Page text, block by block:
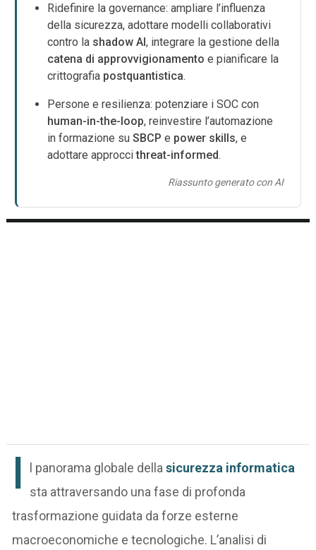
Ridefinire la governance: ampliare l’influenza
della sicurezza, adottare modelli collaborativi
contro la shadow AI, integrare la gestione della
catena di approvvigionamento e pianificare la
crittografia postquantistica.
Persone e resilienza: potenziare i SOC con
human-in-the-loop, reinvestire l’automazione
in formazione suSBCP e power skills, e
adottare approccithreat-informed.
Riassunto generato con AI
I l panorama globale dellasicurezza informatica
sta attraversando una fase di profonda
trasformazione guidata da forze esterne
macroeconomiche e tecnologiche. L’analisi di